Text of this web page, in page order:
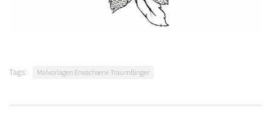
Tags: Malvorlagen Erwachsene Traumfänger